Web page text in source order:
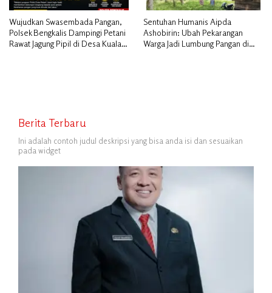
Wujudkan Swasembada Pangan,
Polsek Bengkalis Dampingi Petani
Rawat Jagung Pipil di Desa Kuala
Sentuhan Humanis Aipda
Ashobirin: Ubah Pekarangan
Warga Jadi Lumbung Pangan di
Berita Terbaru
Ini adalah contoh judul deskripsi yang bisa anda isi dan sesuaikan
pada widget